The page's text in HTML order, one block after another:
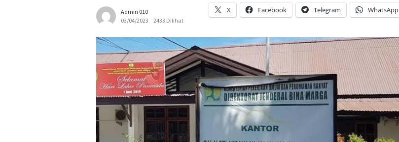
Admin 010
03/04/2023
2433 Dilihat
X Facebook Telegram WhatsApp